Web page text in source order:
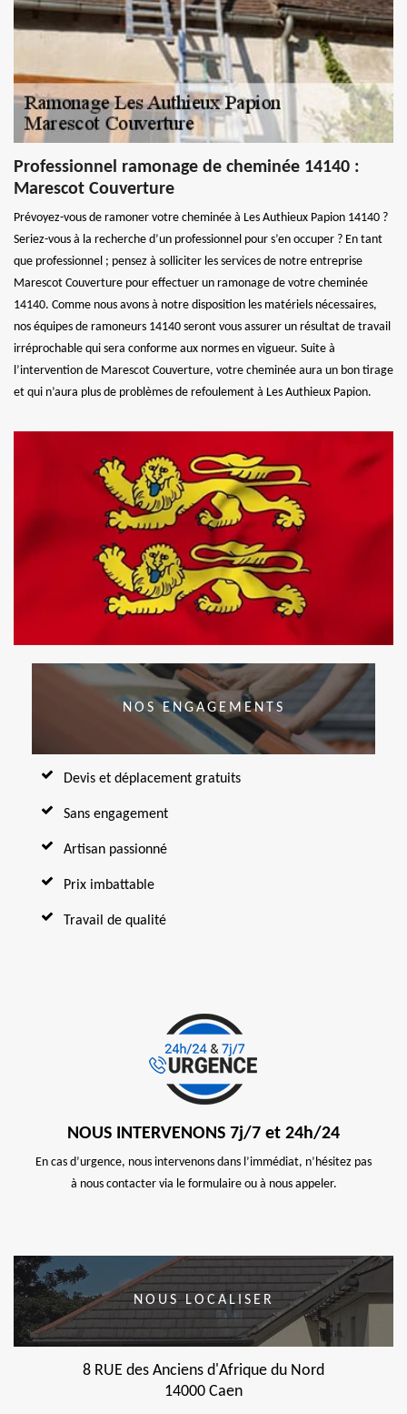
Professionnel ramonage de cheminée 14140 :
Marescot Couverture
Prévoyez-vous de ramoner votre cheminée à Les Authieux Papion 14140 ?
Seriez-vous à la recherche d’un professionnel pour s’en occuper ? En tant
que professionnel ; pensez à solliciter les services de notre entreprise
Marescot Couverture pour effectuer un ramonage de votre cheminée
14140. Comme nous avons à notre disposition les matériels nécessaires,
nos équipes de ramoneurs 14140 seront vous assurer un résultat de travail
irréprochable qui sera conforme aux normes en vigueur. Suite à
l’intervention de Marescot Couverture, votre cheminée aura un bon tirage
et qui n’aura plus de problèmes de refoulement à Les Authieux Papion.
NOS ENGAGEMENTS
Devis et déplacement gratuits
Sans engagement
Artisan passionné
Prix imbattable
Travail de qualité
NOUS INTERVENONS 7j/7 et 24h/24
En cas d’urgence, nous intervenons dans l’immédiat, n’hésitez pas
à nous contacter via le formulaire ou à nous appeler.
NOUS LOCALISER
8 RUE des Anciens d'Afrique du Nord
14000 Caen